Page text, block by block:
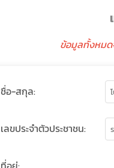
ข้อมูลทั้งหมด
ชื่อ-สกุล:
เลขประจำตัวประชาชน: